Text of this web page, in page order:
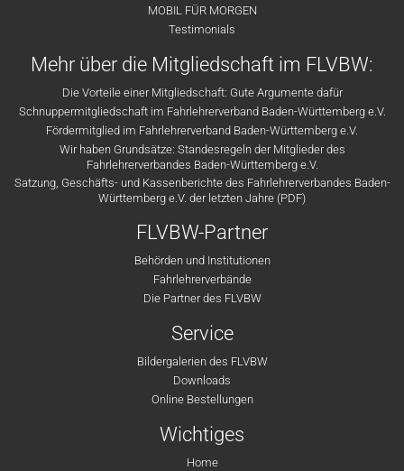
MOBIL FÜR MORGEN
Testimonials
Mehr über die Mitgliedschaft im FLVBW:
Die Vorteile einer Mitgliedschaft: Gute Argumente dafür
Schnuppermitgliedschaft im Fahrlehrerverband Baden-Württemberg e.V.
Fördermitglied im Fahrlehrerverband Baden-Württemberg e.V.
Wir haben Grundsätze: Standesregeln der Mitglieder des
Fahrlehrerverbandes Baden-Württemberg e.V.
Satzung, Geschäfts- und Kassenberichte des Fahrlehrerverbandes Baden-
Württemberg e.V. der letzten Jahre (PDF)
FLVBW-Partner
Behörden und Institutionen
Fahrlehrerverbände
Die Partner des FLVBW
Service
Bildergalerien des FLVBW
Downloads
Online Bestellungen
Wichtiges
Home